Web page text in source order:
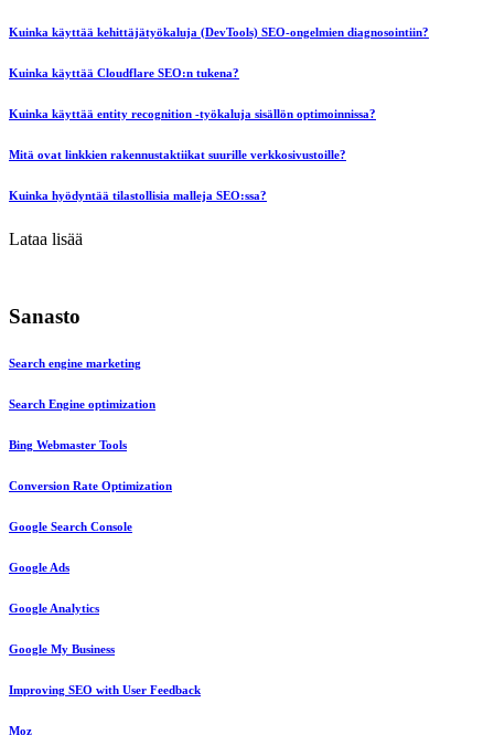
Kuinka käyttää kehittäjätyökaluja (DevTools) SEO-ongelmien diagnosointiin?
Kuinka käyttää Cloudflare SEO:n tukena?
Kuinka käyttää entity recognition -työkaluja sisällön optimoinnissa?
Mitä ovat linkkien rakennustaktiikat suurille verkkosivustoille?
Kuinka hyödyntää tilastollisia malleja SEO:ssa?
Lataa lisää
Sanasto
Search engine marketing
Search Engine optimization
Bing Webmaster Tools
Conversion Rate Optimization
Google Search Console
Google Ads
Google Analytics
Google My Business
Improving SEO with User Feedback
Moz